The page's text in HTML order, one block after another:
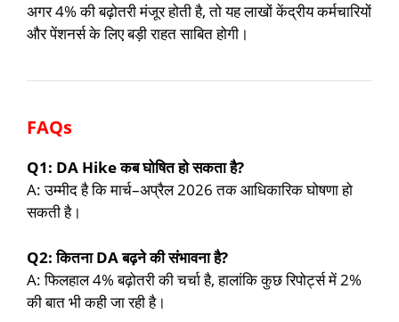
अगर 4% की बढ़ोतरी मंजूर होती है, तो यह लाखों केंद्रीय कर्मचारियों
और पेंशनर्स के लिए बड़ी राहत साबित होगी।
FAQs
Q1: DA Hike कब घोषित हो सकता है?
A: उम्मीद है कि मार्च–अप्रैल 2026 तक आधिकारिक घोषणा हो
सकती है।
Q2: कितना DA बढ़ने की संभावना है?
A: फिलहाल 4% बढ़ोतरी की चर्चा है, हालांकि कुछ रिपोर्ट्स में 2%
की बात भी कही जा रही है।